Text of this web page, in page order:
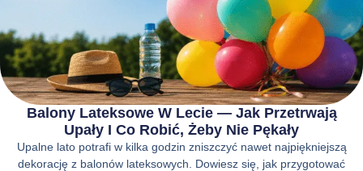
Balony Lateksowe W Lecie — Jak Przetrwają
Upały I Co Robić, Żeby Nie Pękały
Upalne lato potrafi w kilka godzin zniszczyć nawet najpiękniejszą
dekorację z balonów lateksowych. Dowiesz się, jak przygotować